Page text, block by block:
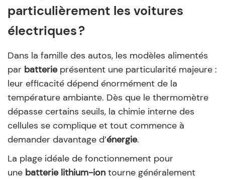
particulièrement les voitures
électriques ?
Dans la famille des autos, les modèles alimentés
par batterieprésentent une particularité majeure :
leur efficacité dépend énormément de la
température ambiante. Dès que le thermomètre
dépasse certains seuils, la chimie interne des
cellules se complique et tout commence à
demander davantage d’énergie.
La plage idéale de fonctionnement pour
une batterie lithium-ion tourne généralement